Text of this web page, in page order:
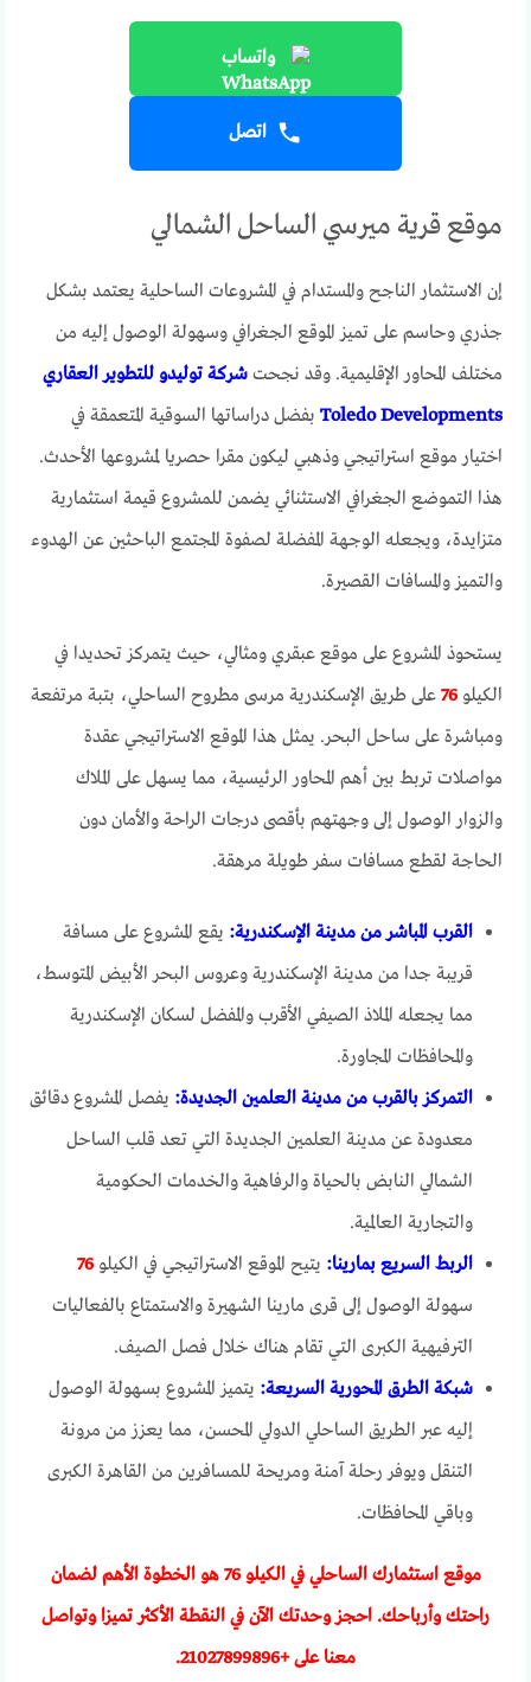
واتساب
اتصل
موقع قرية ميرسي الساحل الشمالي
إن الاستثمار الناجح والمستدام في المشروعات الساحلية يعتمد بشكل
جذري وحاسم على تميز الموقع الجغرافي وسهولة الوصول إليه من
مختلف المحاور الإقليمية. وقد نجحتشركة توليدو للتطوير العقاري
Toledo Developments بفضل دراساتها السوقية المتعمقة في
اختيار موقع استراتيجي وذهبي ليكون مقرا حصريا لمشروعها الأحدث.
هذا التموضع الجغرافي الاستثنائي يضمن للمشروع قيمة استثمارية
متزايدة، ويجعله الوجهة المفضلة لصفوة المجتمع الباحثين عن الهدوء
والتميز والمسافات القصيرة.
يستحوذ المشروع على موقع عبقري ومثالي، حيث يتمركز تحديدا في
الكيلو76 على طريق الإسكندرية مرسى مطروح الساحلي، بتبة مرتفعة
ومباشرة على ساحل البحر. يمثل هذا الموقع الاستراتيجي عقدة
مواصلات تربط بين أهم المحاور الرئيسية، مما يسهل على الملاك
والزوار الوصول إلى وجهتهم بأقصى درجات الراحة والأمان دون
الحاجة لقطع مسافات سفر طويلة مرهقة.
القرب المباشر من مدينة الإسكندرية: يقع المشروع على مسافة
قريبة جدا من مدينة الإسكندرية وعروس البحر الأبيض المتوسط،
مما يجعله الملاذ الصيفي الأقرب والمفضل لسكان الإسكندرية
والمحافظات المجاورة.
التمركز بالقرب من مدينة العلمين الجديدة: يفصل المشروع دقائق
معدودة عن مدينة العلمين الجديدة التي تعد قلب الساحل
الشمالي النابض بالحياة والرفاهية والخدمات الحكومية
والتجارية العالمية.
الربط السريع بمارينا: يتيح الموقع الاستراتيجي في الكيلو76
سهولة الوصول إلى قرى مارينا الشهيرة والاستمتاع بالفعاليات
الترفيهية الكبرى التي تقام هناك خلال فصل الصيف.
شبكة الطرق المحورية السريعة: يتميز المشروع بسهولة الوصول
إليه عبر الطريق الساحلي الدولي المحسن، مما يعزز من مرونة
التنقل ويوفر رحلة آمنة ومريحة للمسافرين من القاهرة الكبرى
وباقي المحافظات.
موقع استثمارك الساحلي في الكيلو76 هو الخطوة الأهم لضمان
راحتك وأرباحك. احجز وحدتك الآن في النقطة الأكثر تميزا وتواصل
معنا على +21027899896
.